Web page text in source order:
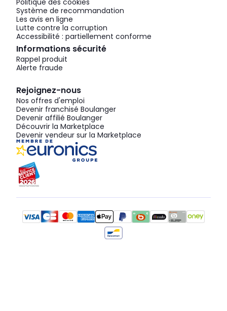
Politique des cookies
Système de recommandation
Les avis en ligne
Lutte contre la corruption
Accessibilité : partiellement conforme
Informations sécurité
Rappel produit
Alerte fraude
Rejoignez-nous
Nos offres d'emploi
Devenir franchisé Boulanger
Devenir affilié Boulanger
Découvrir la Marketplace
Devenir vendeur sur la Marketplace